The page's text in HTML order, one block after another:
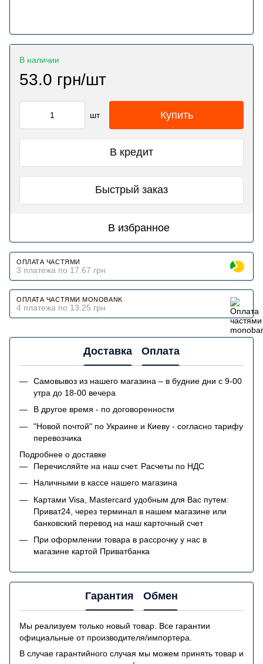
В наличии
53.0 грн/шт
шт Купить
В кредит
Быстрый заказ
В избранное
ОПЛАТА ЧАСТЯМИ
3 платежа по 17.67 грн
ОПЛАТА ЧАСТЯМИ MONOBANK
4 платежа по 13.25 грн
Доставка Оплата
Самовывоз из нашего магазина – в будние дни с 9-00
утра до 18-00 вечера
В другое время - по договоренности
"Новой почтой" по Украине и Киеву - согласно тарифу
перевозчика
Подробнее о доставке
Перечисляйте на наш счет. Расчеты по НДС
Наличными в кассе нашего магазина
Картами Visa, Mastercard удобным для Вас путем:
Приват24, через терминал в нашем магазине или
банковский перевод на наш карточный счет
При оформлении товара в рассрочку у нас в
магазине картой Приватбанка
Гарантия Обмен
Мы реализуем только новый товар. Все гарантии
официальные от производителя/импортера.
В случае гарантийного случая мы можем принять товар и